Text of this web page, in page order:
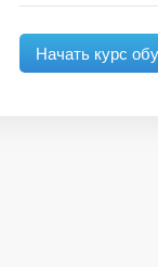
Начать курс